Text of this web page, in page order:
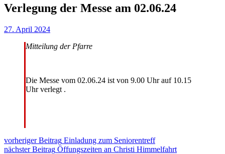
Verlegung der Messe am 02.06.24
27. April 2024
Mitteilung der Pfarre
Die Messe vom 02.06.24 ist von 9.00 Uhr auf 10.15
Uhr verlegt .
Beitragsnavigation
vorheriger Beitrag Einladung zum Seniorentreff
nächster Beitrag Öffungszeiten an Christi Himmelfahrt